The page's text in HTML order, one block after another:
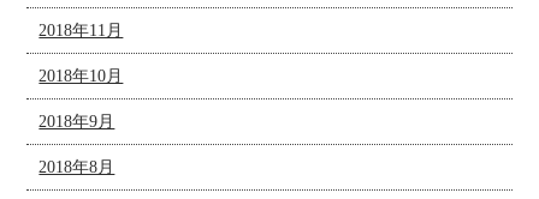
2018年11月
2018年10月
2018年9月
2018年8月